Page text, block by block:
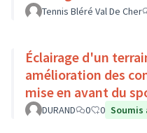
Tennis Bléré Val De Cher
Éclairage d'un
amélioration des
mise en avant du
DURAND 0 0 Soumis